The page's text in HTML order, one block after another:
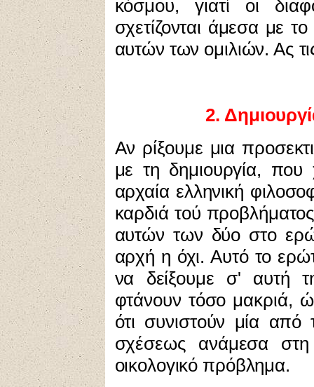
κόσμου, γιατί οι
σχετίζονται άμεσα με
αυτών των ομιλιών. Ας
2.
Αν ρίξουμε μια
με τη δημιουργία,
αρχαία ελληνική
καρδιά τού
αυτών των δύο στο
αρχή η όχι. Αυτό το
να δείξουμε σ' αυτή
φτάνουν τόσο μακριά,
ότι συνιστούν μία από
σχέσεως ανάμεσα στη
οικολογικό πρόβλημα.